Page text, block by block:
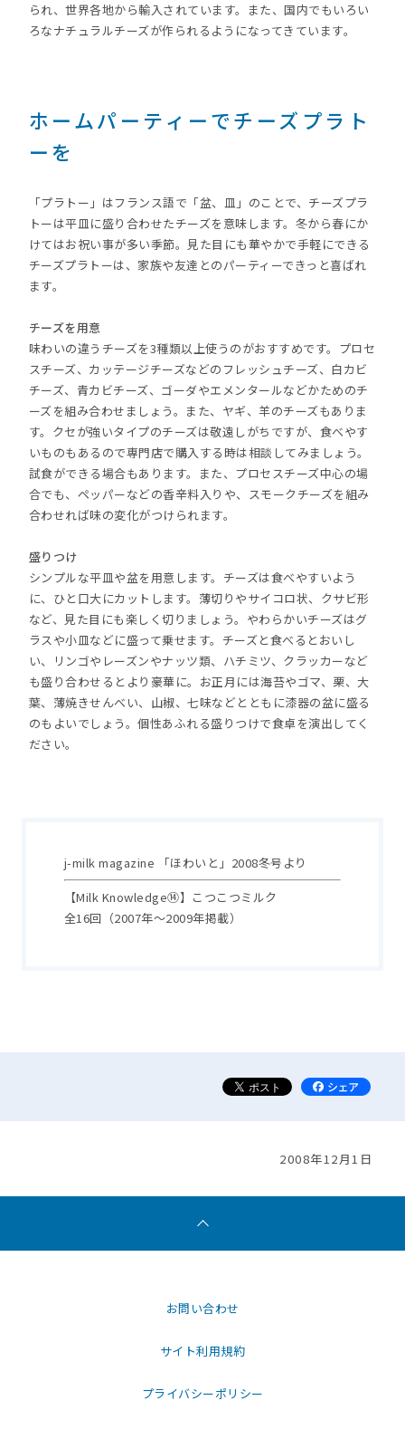
られ、世界各地から輸入されています。また、国内でもいろい
ろなナチュラルチーズが作られるようになってきています。
ホームパーティーでチーズプラト
ーを
「プラトー」はフランス語で「盆、皿」のことで、チーズプラ
トーは平皿に盛り合わせたチーズを意味します。冬から春にか
けてはお祝い事が多い季節。見た目にも華やかで手軽にできる
チーズプラトーは、家族や友達とのパーティーできっと喜ばれ
ます。
チーズを用意
味わいの違うチーズを3種類以上使うのがおすすめです。プロセ
スチーズ、カッテージチーズなどのフレッシュチーズ、白カビ
チーズ、青カビチーズ、ゴーダやエメンタールなどかためのチ
ーズを組み合わせましょう。また、ヤギ、羊のチーズもありま
す。クセが強いタイプのチーズは敬遠しがちですが、食べやす
いものもあるので専門店で購入する時は相談してみましょう。
試食ができる場合もあります。また、プロセスチーズ中心の場
合でも、ペッパーなどの香辛料入りや、スモークチーズを組み
合わせれば味の変化がつけられます。
盛りつけ
シンプルな平皿や盆を用意します。チーズは食べやすいよう
に、ひと口大にカットします。薄切りやサイコロ状、クサビ形
など、見た目にも楽しく切りましょう。やわらかいチーズはグ
ラスや小皿などに盛って乗せます。チーズと食べるとおいし
い、リンゴやレーズンやナッツ類、ハチミツ、クラッカーなど
も盛り合わせるとより豪華に。お正月には海苔やゴマ、栗、大
葉、薄焼きせんべい、山椒、七味などとともに漆器の盆に盛る
のもよいでしょう。個性あふれる盛りつけで食卓を演出してく
ださい。
j-milk magazine 「ほわいと」2008冬号より
【Milk Knowledge⑭】こつこつミルク
全16回（2007年～2009年掲載）
2008年12月1日
お問い合わせ
サイト利用規約
プライバシーポリシー